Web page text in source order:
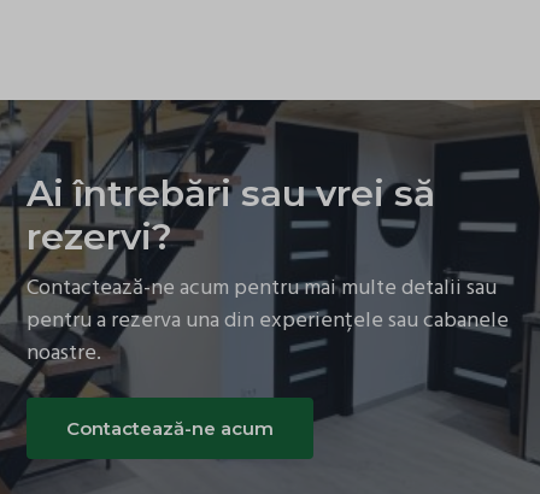
Ai întrebări sau vrei să
rezervi?
Contactează-ne acum pentru mai multe detalii sau
pentru a rezerva una din experiențele sau cabanele
noastre.
Contactează-ne acum
_gcl_gs
_tt_enable_cookie
_ttp
_dd_s
_gcl_gb
amp_*
ids
MicrosoftApplicationsTelemetryDeviceId
MicrosoftApplicationsTelemetryFirstLaunchTime
perf_*
ssm_au_c
tiktok_ttclid
tt_test_id
ttclid